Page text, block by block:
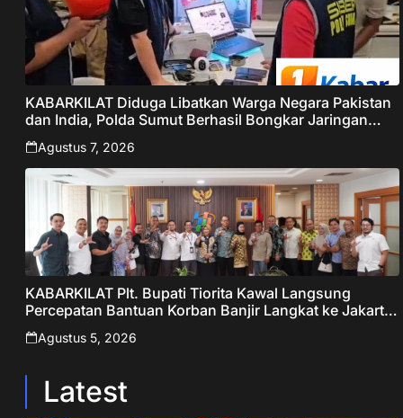
KABARKILAT Diduga Libatkan Warga Negara Pakistan
dan India, Polda Sumut Berhasil Bongkar Jaringan
Online Scamming Internasional
Agustus 7, 2026
KABARKILAT Plt. Bupati Tiorita Kawal Langsung
Percepatan Bantuan Korban Banjir Langkat ke Jakarta
– Sentralberita
Agustus 5, 2026
Latest